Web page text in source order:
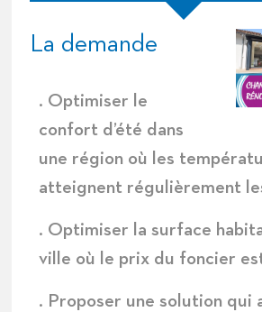
La demande
. Optimiser le
confort d’été dans
une région où les
atteignent régulièrement
. Optimiser la surface
ville où le prix du foncier
. Proposer une solution qui